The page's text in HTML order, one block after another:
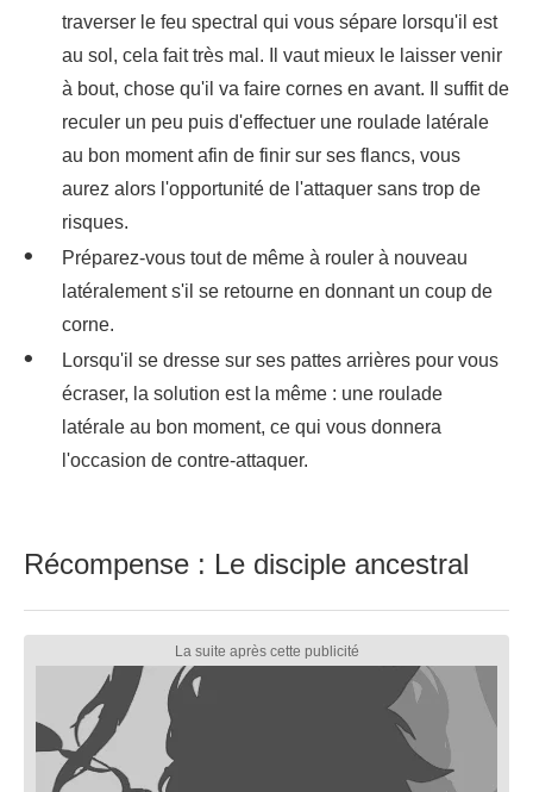
traverser le feu spectral qui vous sépare lorsqu'il est
au sol, cela fait très mal. Il vaut mieux le laisser venir
à bout, chose qu'il va faire cornes en avant. Il suffit de
reculer un peu puis d'effectuer une roulade latérale
au bon moment afin de finir sur ses flancs, vous
aurez alors l'opportunité de l'attaquer sans trop de
risques.
Préparez-vous tout de même à rouler à nouveau
latéralement s'il se retourne en donnant un coup de
corne.
Lorsqu'il se dresse sur ses pattes arrières pour vous
écraser, la solution est la même : une roulade
latérale au bon moment, ce qui vous donnera
l'occasion de contre-attaquer.
Récompense : Le disciple ancestral